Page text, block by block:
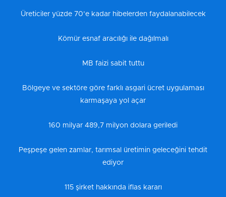
Üreticiler yüzde 70’e kadar hibelerden faydalanabilecek
Kömür esnaf aracılığı ile dağılmalı
MB faizi sabit tuttu
Bölgeye ve sektöre göre farklı asgari ücret uygulaması
karmaşaya yol açar
160 milyar 489,7 milyon dolara geriledi
Peşpeşe gelen zamlar, tarımsal üretimin geleceğini tehdit
ediyor
115 şirket hakkında iflas kararı